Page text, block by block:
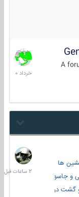
A
10
خرداد
1400
ها
جاسوسی
دریایی
2
ساعات
قبل